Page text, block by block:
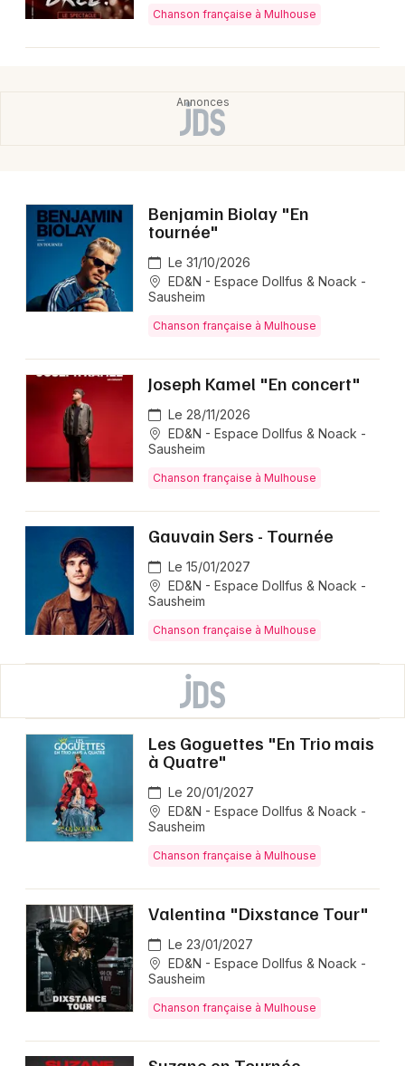
Chanson française à Mulhouse
Benjamin Biolay "En
tournée"
Le 31/10/2026
ED&N - Espace Dollfus & Noack -
Sausheim
Chanson française à Mulhouse
Joseph Kamel "En concert"
Le 28/11/2026
ED&N - Espace Dollfus & Noack -
Sausheim
Chanson française à Mulhouse
Gauvain Sers - Tournée
Le 15/01/2027
ED&N - Espace Dollfus & Noack -
Sausheim
Chanson française à Mulhouse
Les Goguettes "En Trio mais
à Quatre"
Le 20/01/2027
ED&N - Espace Dollfus & Noack -
Sausheim
Chanson française à Mulhouse
Valentina "Dixstance Tour"
Le 23/01/2027
ED&N - Espace Dollfus & Noack -
Sausheim
Chanson française à Mulhouse